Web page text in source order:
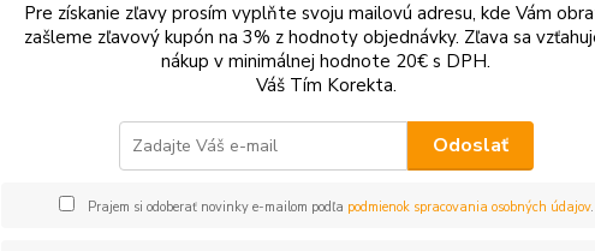
Upresniť parametre
EUR Od
Pre získanie zľavy prosím vyplňte svoju mailovú adresu, kde Vám
zašleme zľavový kupón na 3% z hodnoty objednávky. Zľava sa
nákup v minimálnej hodnote 20€ s DPH.
Váš Tím Korekta.
Odoslať
Prajem si odoberať novinky e-mailom podľa podmienok spracovania osobných údajov.